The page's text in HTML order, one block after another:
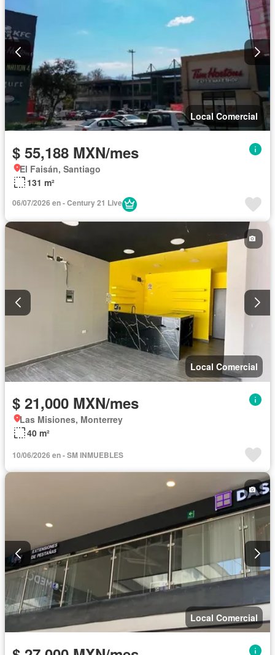
Local Comercial
$ 55,188 MXN/mes
El Faisán, Santiago
131 m²
06/07/2026 en - Century 21 Live
Local Comercial
$ 21,000 MXN/mes
Las Misiones, Monterrey
40 m²
10/06/2026 en - SM INMUEBLES
Local Comercial